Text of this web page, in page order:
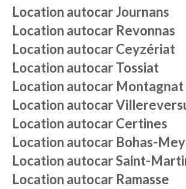
Location autocarJournans
Location autocar Revonnas
Location autocarCeyzériat
Location autocarTossiat
Location autocar Montagnat
Location autocar
Location autocarCertines
Location autocar Bohas-
Location autocarSaint-
Location autocar Ramasse